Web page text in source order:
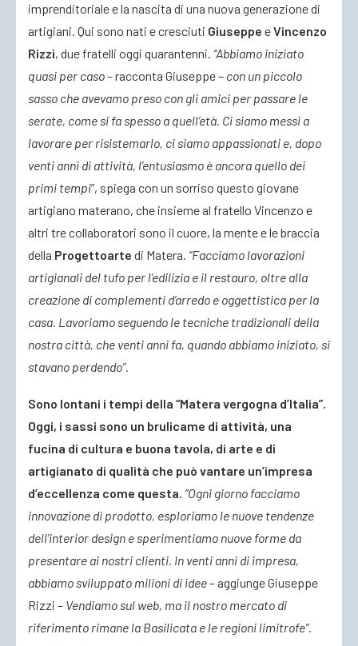
imprenditoriale e la nascita di una nuova generazione di
artigiani. Qui sono nati e cresciuti Giuseppe eVincenzo
Rizzi, due fratelli oggi quarantenni. “Abbiamo iniziato
quasi per caso– racconta Giuseppe – con un piccolo
sasso che avevamo preso con gli amici per passare le
serate, come si fa spesso a quell’età. Ci siamo messi a
lavorare per risistemarlo, ci siamo appassionati e, dopo
venti anni di attività, l’entusiasmo è ancora quello dei
primi tempi”, spiega con un sorriso questo giovane
artigiano materano, che insieme al fratello Vincenzo e
altri tre collaboratori sono il cuore, la mente e le braccia
della Progettoarte di Matera. “Facciamo lavorazioni
artigianali del tufo per l’edilizia e il restauro, oltre alla
creazione di complementi d’arredo e oggettistica per la
casa. Lavoriamo seguendo le tecniche tradizionali della
nostra città, che venti anni fa, quando abbiamo iniziato, si
stavano perdendo”.
Sono lontani i tempi della “Matera vergogna d’Italia”.
Oggi, i sassi sono un brulicame di attività, una
fucina di cultura e buona tavola, di arte e di
artigianato di qualità che può vantare un’impresa
d’eccellenza come questa. “Ogni giorno facciamo
innovazione di prodotto, esploriamo le nuove tendenze
dell’interior design e sperimentiamo nuove forme da
presentare ai nostri clienti. In venti anni di impresa,
abbiamo sviluppato milioni di idee– aggiunge Giuseppe
Rizzi – Vendiamo sul web, ma il nostro mercato di
riferimento rimane la Basilicata e le regioni limitrofe”.